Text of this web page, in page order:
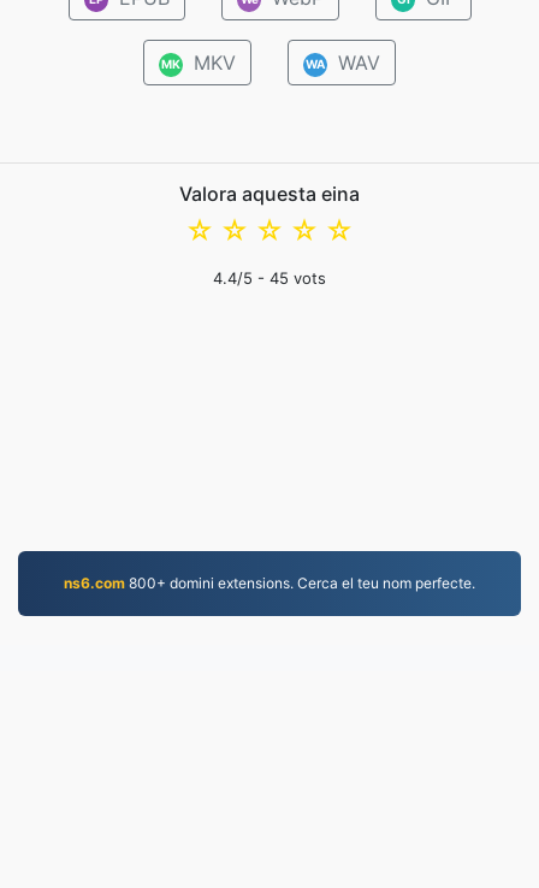
MK MKV WA WAV
Valora aquesta eina
☆
☆
☆
☆
☆
4.4/5 - 45 vots
ns6.com 800+ domini extensions. Cerca el teu nom perfecte.